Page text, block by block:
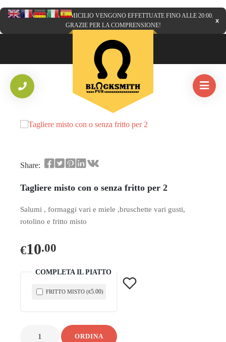
LE CONSEGNE A DOMICILIO VENGONO EFFETTUATE FINO ALLE 20:00.
GRAZIE PER LA COMPRENSIONE!
HOME TAGLIERE MISTO CON O SENZA FRITTO PER 2
Share:
Tagliere misto con o senza fritto per 2
Salumi , formaggi vari e miele ,bruschette vari gusti,
rotolino e fritto misto
€10.00
COMPLETA IL PIATTO
FRITTO MISTO (€5.00)
ORDINA